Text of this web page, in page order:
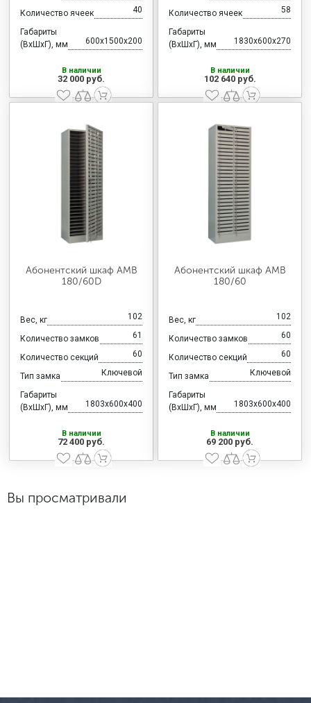
Количество ячеек 40
Габариты
(ВхШхГ), мм
600x1500x200
В наличии
32 000 руб.
Количество ячеек 58
Габариты
(ВхШхГ), мм
1830x600x270
В наличии
102 640 руб.
Абонентский шкаф AMB
180/60D
Вес, кг 102
Количество замков 61
Количество секций 60
Тип замка Ключевой
Габариты
(ВхШхГ), мм
1803x600x400
В наличии
72 400 руб.
Абонентский шкаф AMB
180/60
Вес, кг 102
Количество замков 60
Количество секций 60
Тип замка Ключевой
Габариты
(ВхШхГ), мм
1803x600x400
В наличии
69 200 руб.
Вы просматривали